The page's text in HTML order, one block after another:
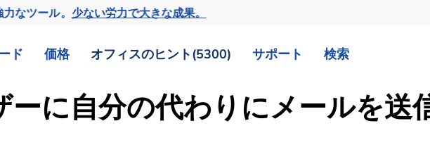
なツール。少ない労力で大きな成果。
ド 価格 オフィスのヒント(5300) サポート 検索
に自分の代わりにメールを送